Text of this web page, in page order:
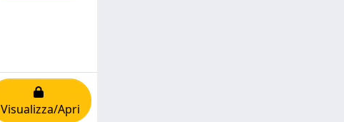
Visualizza/Apri